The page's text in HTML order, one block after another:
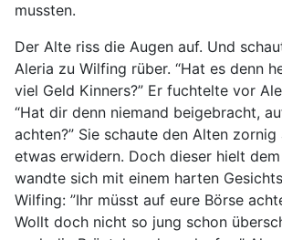
mussten.
Der Alte riss die Augen auf. Und
Aleria zu Wilfing rüber. “Hat es denn
viel Geld Kinners?” Er fuchtelte vor
“Hat dir denn niemand beigebracht,
achten?” Sie schaute den Alten
etwas erwidern. Doch dieser hielt
wandte sich mit einem harten
Wilfing: ”Ihr müsst auf eure Börse
Wollt doch nicht so jung schon